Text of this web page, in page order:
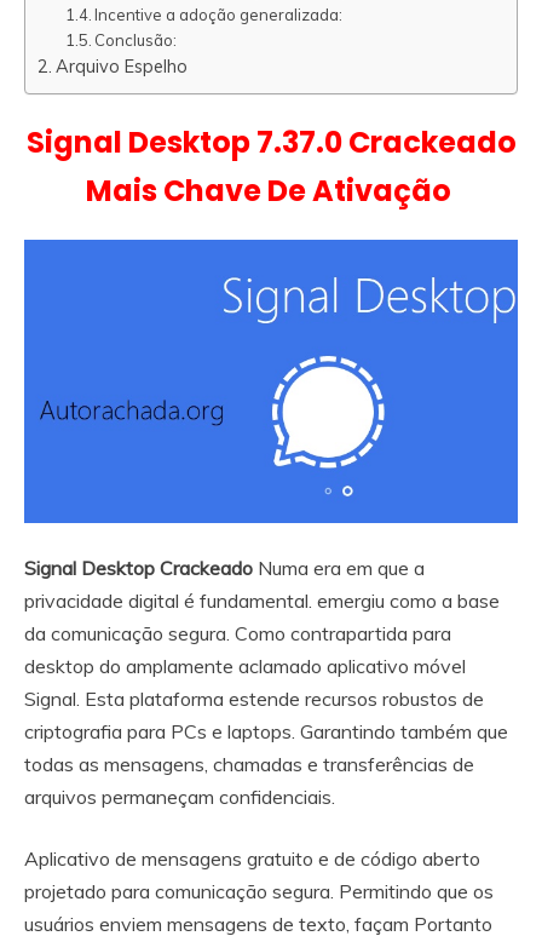
Incentive a adoção generalizada:
Conclusão:
Arquivo Espelho
Signal Desktop 7.37.0 Crackeado
Mais Chave De Ativação
Signal Desktop Crackeado Numa era em que a
privacidade digital é fundamental. emergiu como a base
da comunicação segura. Como contrapartida para
desktop do amplamente aclamado aplicativo móvel
Signal. Esta plataforma estende recursos robustos de
criptografia para PCs e laptops. Garantindo também que
todas as mensagens, chamadas e transferências de
arquivos permaneçam confidenciais.
Aplicativo de mensagens gratuito e de código aberto
projetado para comunicação segura. Permitindo que os
usuários enviem mensagens de texto, façam Portanto